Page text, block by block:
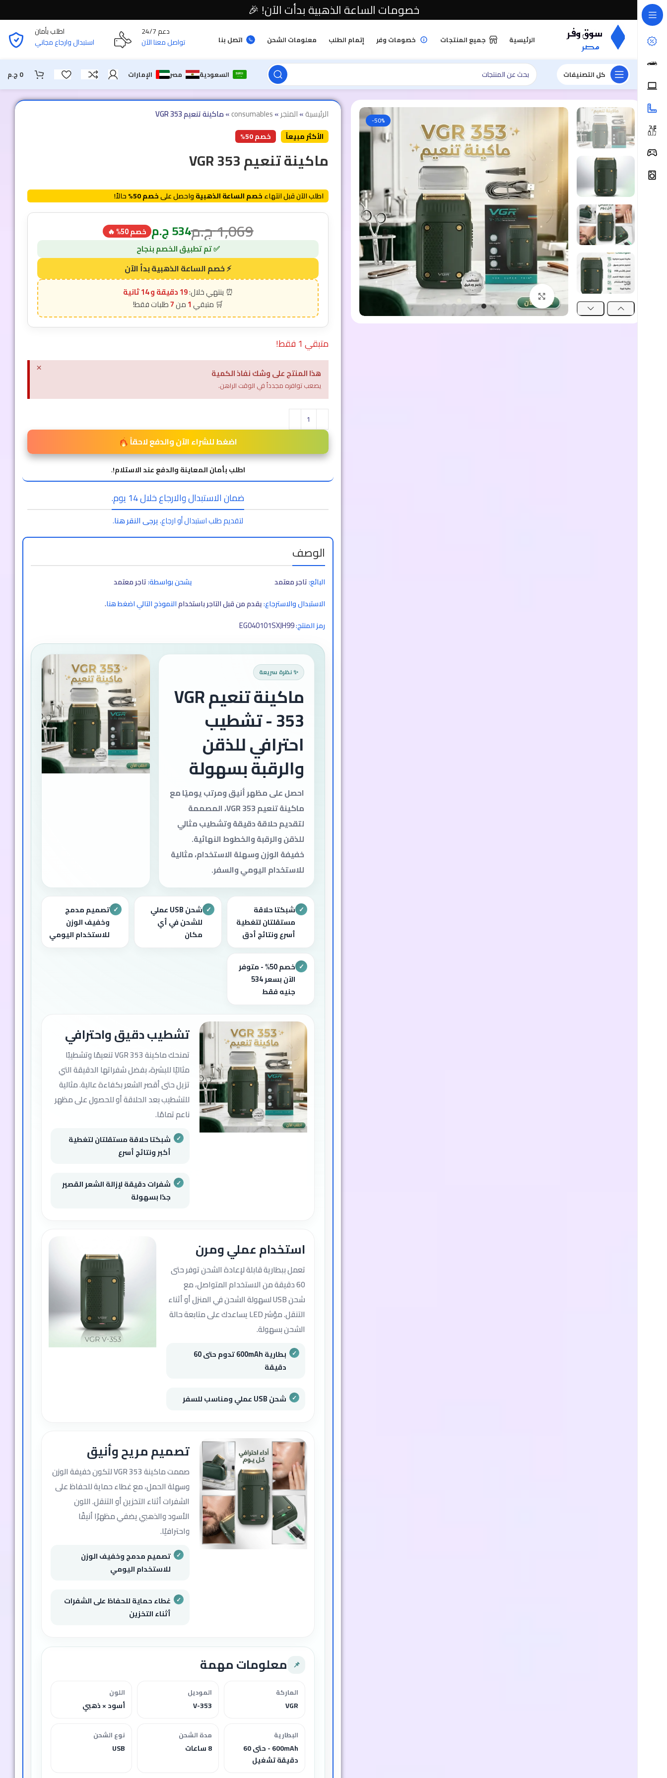
الرئيسية جميع المنتجات خصومات وفر إتمام الطلب معلومات الشحن اتصل بنا
دعم 24/7
تواصل معنا الآن
اطلب بأمان
استبدال وارجاع مجاني
كل التصنيفات السعودية مصر الإمارات 0 ج.م
-50%
اضغط للتكبير
الرئيسية»المتجر»
consumables
»ماكينة تنعيم VGR 353
الأكثر مبيعاً خصم 50%
ماكينة تنعيم VGR 353
اطلب الآن قبل انتهاءخصم الساعة الذهبيةواحصل علىخصم 50% حالاً!
1,069ج.م534ج.م خصم 50% 🔥
19 دقيقة و 12 ثانية
1
7
متبقي 1 فقط!
هذا المنتج على وشك نفاذ الكمية
يصعب توافره مجدداً في الوقت الراهن.
×
اضغط للشراء الآن والدفع لاحقاً
اطلب بأمان المعاينة والدفع عند الاستلام!.
ضمان الاستبدال والارجاع خلال 14 يوم.
لتقديم طلب استبدال أو ارجاع،يرجى النقر هنا.
الوصف
البائع:تاجر معتمد يشحن بواسطة:تاجر معتمد
الاستبدال والاسترجاع:يقدم من قبل التاجر باستخدامالنموذج التالي اضغط هنا.
رمز المنتج:EG040101SXJH99
✨ نظرة سريعة
ماكينة تنعيم VGR
353 - تشطيب
احترافي للذقن
والرقبة بسهولة
احصل على مظهر أنيق ومرتب يوميًا مع
ماكينة تنعيم VGR 353، المصممة
لتقديم حلاقة دقيقة وتشطيب مثالي
للذقن والرقبة والخطوط النهائية.
خفيفة الوزن وسهلة الاستخدام، مثالية
للاستخدام اليومي والسفر.
✓ شبكتا حلاقة
مستقلتان لتغطية
أسرع ونتائج أدق
✓
شحن USB عملي
للشحن في أي
مكان
✓ تصميم مدمج
وخفيف الوزن
للاستخدام اليومي
✓
خصم 50% - متوفر
الآن بسعر 534
جنيه فقط
تشطيب دقيق واحترافي
تمنحك ماكينة VGR 353 تنعيمًا وتشطيبًا
مثاليًا للبشرة، بفضل شفراتها الدقيقة التي
تزيل حتى أقصر الشعر بكفاءة عالية. مثالية
للتشطيب بعد الحلاقة أو للحصول على مظهر
ناعم تمامًا.
شبكتا حلاقة مستقلتان لتغطية
أكبر ونتائج أسرع
شفرات دقيقة لإزالة الشعر القصير
جدًا بسهولة
استخدام عملي ومرن
تعمل ببطارية قابلة لإعادة الشحن توفر حتى
60 دقيقة من الاستخدام المتواصل، مع
شحن USB لسهولة الشحن في المنزل أو أثناء
التنقل. مؤشر LED يساعدك على متابعة حالة
الشحن بسهولة.
بطارية 600mAh تدوم حتى 60
دقيقة
شحن USB عملي ومناسب للسفر
تصميم مريح وأنيق
صممت ماكينة VGR 353 لتكون خفيفة الوزن
وسهلة الحمل، مع غطاء حماية للحفاظ على
الشفرات أثناء التخزين أو التنقل. اللون
الأسود والذهبي يضفي مظهرًا أنيقًا
واحترافيًا.
تصميم مدمج وخفيف الوزن
للاستخدام اليومي
غطاء حماية للحفاظ على الشفرات
أثناء التخزين
📌 معلومات مهمة
الماركة
VGR
الموديل
V-353
اللون
أسود × ذهبي
البطارية
600mAh - حتى 60
دقيقة تشغيل
مدة الشحن
8 ساعات
نوع الشحن
USB
خصومات الساعة الذهبية بدأت الآن! 🎉